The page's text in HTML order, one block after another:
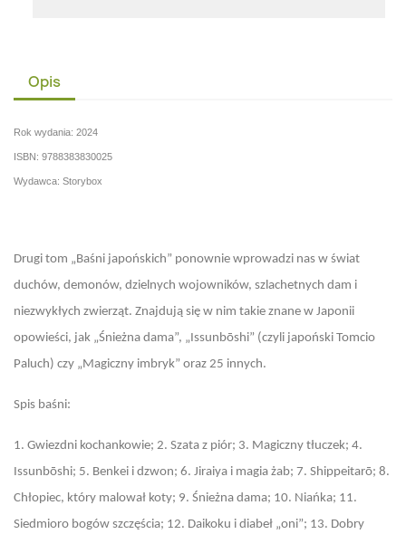
Opis
Rok wydania: 2024
ISBN: 9788383830025
Wydawca: Storybox
Drugi tom „Baśni japońskich” ponownie wprowadzi nas w świat
duchów, demonów, dzielnych wojowników, szlachetnych dam i
niezwykłych zwierząt. Znajdują się w nim takie znane w Japonii
opowieści, jak „Śnieżna dama”, „Issunbōshi” (czyli japoński Tomcio
Paluch) czy „Magiczny imbryk” oraz 25 innych.
Spis baśni:
1. Gwiezdni kochankowie; 2. Szata z piór; 3. Magiczny tłuczek; 4.
Issunbōshi; 5. Benkei i dzwon; 6. Jiraiya i magia żab; 7. Shippeitarō; 8.
Chłopiec, który malował koty; 9. Śnieżna dama; 10. Niańka; 11.
Siedmioro bogów szczęścia; 12. Daikoku i diabeł „oni”; 13. Dobry